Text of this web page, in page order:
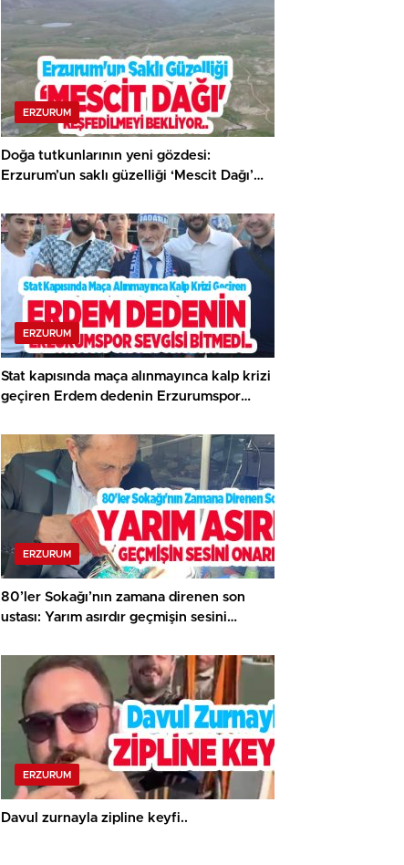
ERZURUM
Doğa tutkunlarının yeni gözdesi:
Erzurum’un saklı güzelliği ‘Mescit Dağı’
ERZURUM
Stat kapısında maça alınmayınca kalp krizi
geçiren Erdem dedenin Erzurumspor
ERZURUM
80’ler Sokağı’nın zamana direnen son
ustası: Yarım asırdır geçmişin sesini
ERZURUM
Davul zurnayla zipline keyfi..